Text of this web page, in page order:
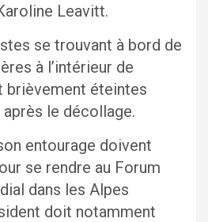
Leavitt.
se trouvant à bord de
à l’intérieur de
brièvement éteintes
le décollage.
entourage doivent
se rendre au Forum
dans les Alpes
doit notamment